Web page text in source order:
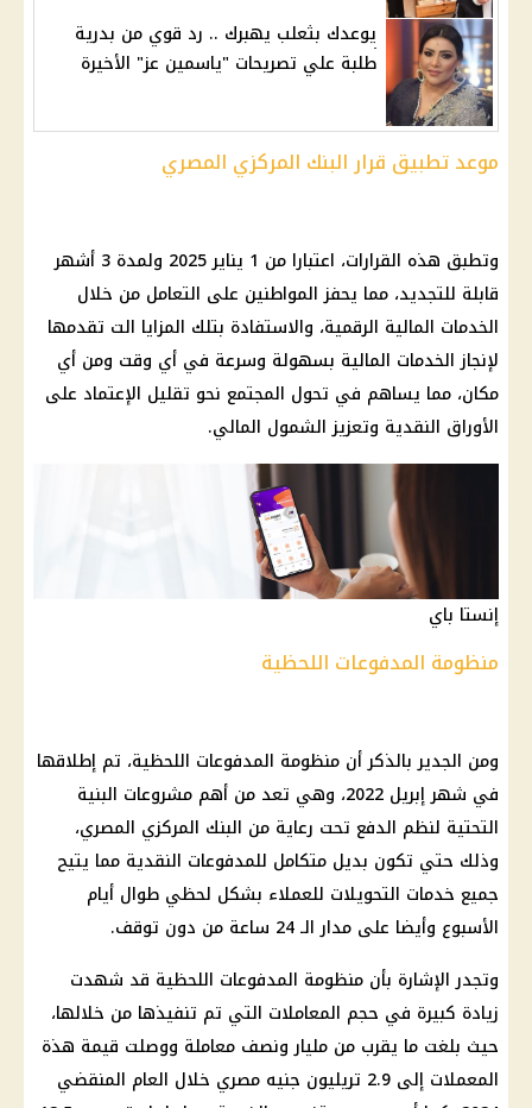
يوعدك بثعلب يهبرك .. رد قوي من بدرية
طلبة علي تصريحات "ياسمين عز" الأخيرة
موعد تطبيق قرار البنك المركزي المصري
وتطبق هذه القرارات، اعتبارا من 1 يناير 2025
ولمدة 3 أشهر
قابلة للتجديد، مما يحفزالمواطنين على التعامل من خلال
الخدمات المالية الرقمية، والاستفادة بتلك المزايا الت تقدمها
لإنجاز الخدمات المالية بسهولة وسرعة في أي وقت ومن أي
مكان، مما يساهم في تحول المجتمع نحو تقليل الإعتماد على
الأوراق النقدية وتعزيزالشمول المالي.
إنستا باي
منظومة المدفوعات اللحظية
ومن الجدير بالذكر أن منظومة المدفوعات اللحظية، تم إطلاقها
في شهر إبريل 2022، وهي تعد من أهم مشروعات البنية
التحتية لنظم الدفع تحت رعاية من البنك المركزي المصري،
وذلك حتي تكون بديل متكامل للمدفوعات النقدية مما يتيح
جميع خدمات التحويلات للعملاء بشكل لحظي طوال أيام
الأسبوع وأيضا على مدار الـ 24 ساعة من دون توقف.
وتجدر الإشارة بأن منظومة المدفوعات اللحظية قد شهدت
زيادة كبيرة في حجم المعاملات التي تم تنفيذها من خلالها،
حيث بلغت ما يقرب من مليار ونصف معاملة ووصلت قيمة هذة
المعملات إلى 2.9 تريليون
جنيه مصري خلال العام المنقضي